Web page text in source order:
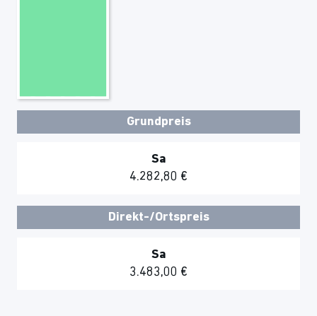
Grundpreis
Sa
4.282,80 €
Direkt-/Ortspreis
Sa
3.483,00 €